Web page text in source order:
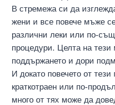
В стремежа си да
жени и все повече мъже
различни леки или по-
процедури. Целта на тези
поддържането и дори
И докато повечето от
краткотраен или по-
много от тях може да